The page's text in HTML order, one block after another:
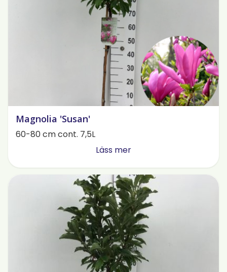
Magnolia 'Susan'
60-80 cm cont. 7,5L
Läss mer